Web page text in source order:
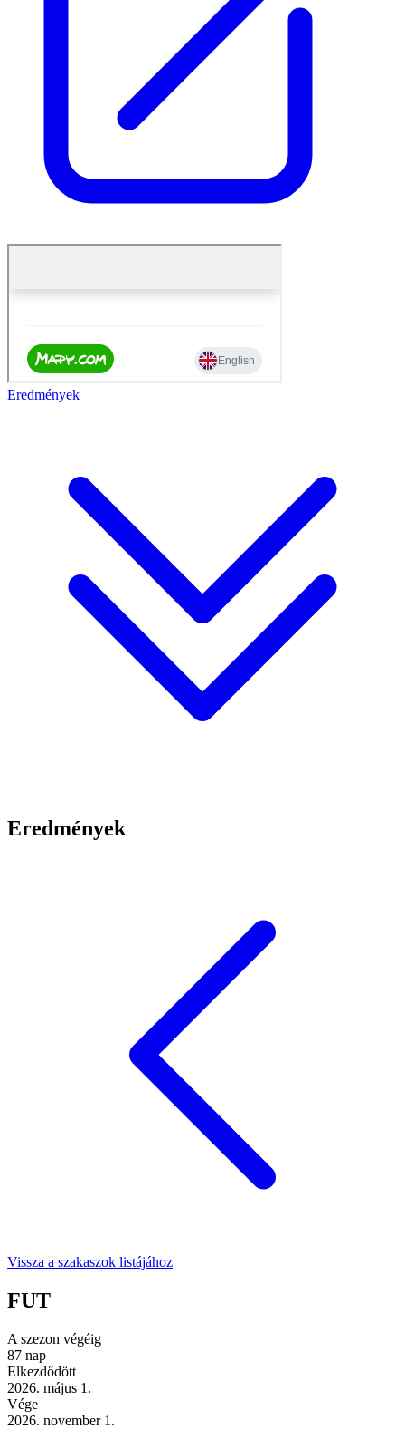
Eredmények
Eredmények
Vissza a szakaszok listájához
FUT
A szezon végéig
87 nap
Elkezdődött
2026. május 1.
Vége
2026. november 1.